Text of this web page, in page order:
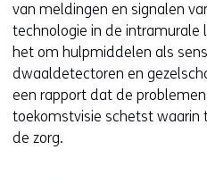
van meldingen en signalen
technologie in de intramurale
het om hulpmiddelen als
dwaaldetectoren en
een rapport dat de
toekomstvisie schetst waarin
de zorg.